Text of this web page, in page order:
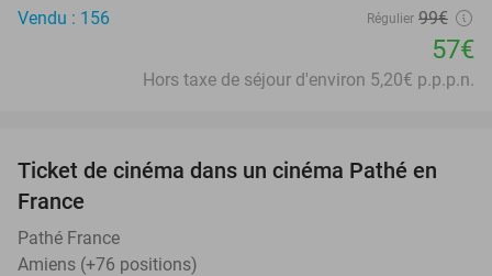
Vendu : 156
Régulier 99€
57€
Hors taxe de séjour d'environ 5,20€ p.p.p.n.
40%
Ticket de cinéma dans un cinéma Pathé en
France
Pathé France
Amiens (+76 positions)